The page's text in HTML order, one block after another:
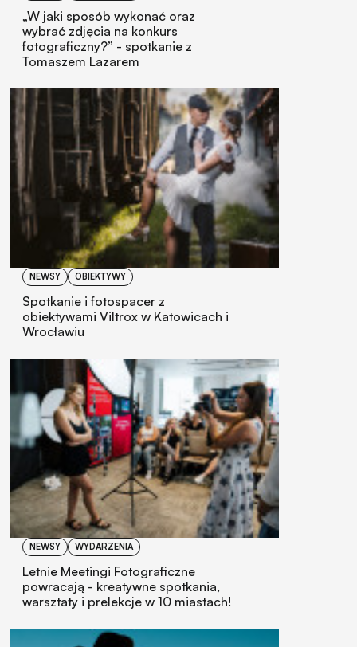
„W jaki sposób wykonać oraz
wybrać zdjęcia na konkurs
fotograficzny?” - spotkanie z
Tomaszem Lazarem
NEWSY OBIEKTYWY
Spotkanie i fotospacer z
obiektywami Viltrox w Katowicach i
Wrocławiu
NEWSY WYDARZENIA
Letnie Meetingi Fotograficzne
powracają - kreatywne spotkania,
warsztaty i prelekcje w 10 miastach!